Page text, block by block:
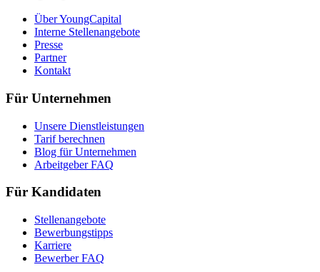
Über YoungCapital
Interne Stellenangebote
Presse
Partner
Kontakt
Für Unternehmen
Unsere Dienstleistungen
Tarif berechnen
Blog für Unternehmen
Arbeitgeber FAQ
Für Kandidaten
Stellenangebote
Bewerbungstipps
Karriere
Bewerber FAQ